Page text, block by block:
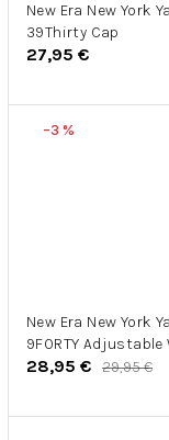
New Era New York
39Thirty Cap
27,95 €
–3 %
New Era New York
9FORTY Adjustable
28,95 € 29,95 €